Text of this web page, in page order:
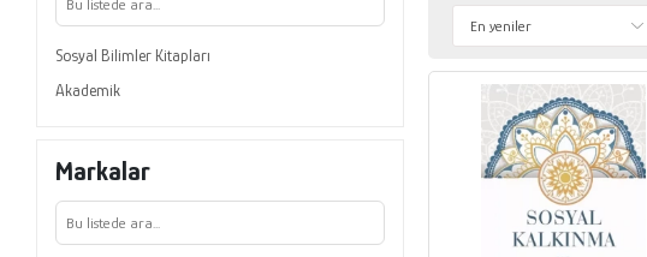
Sosyal Bilimler Kitapları
Akademik
Markalar